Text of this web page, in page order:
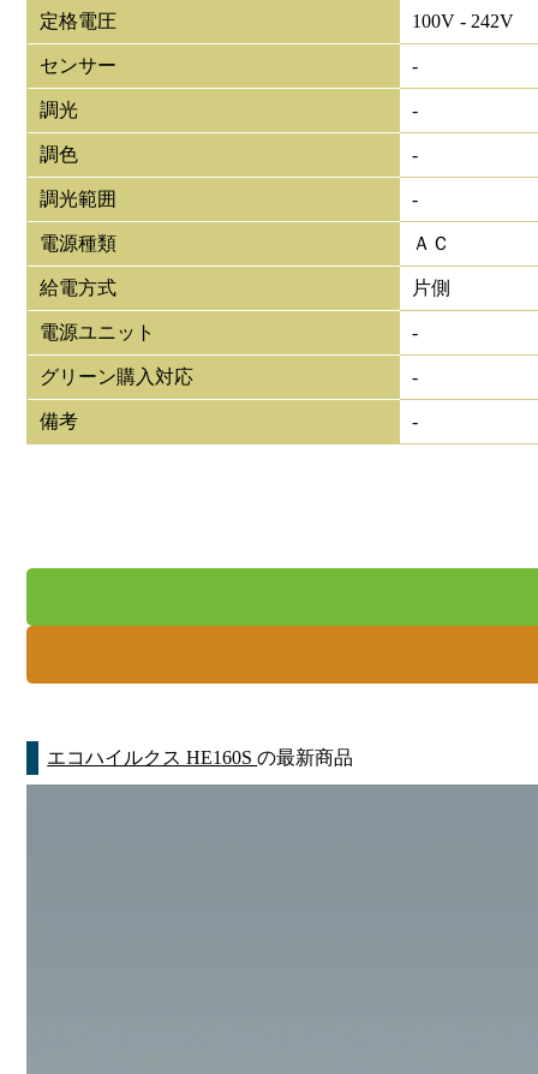
定格電圧 100V - 242V
センサー -
調光 -
調色 -
調光範囲 -
電源種類 ＡＣ
給電方式 片側
電源ユニット -
グリーン購入対応 -
備考 -
エコハイルクス HE160Sの最新商品